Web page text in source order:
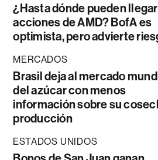
¿Hasta dónde pueden
acciones de AMD? BofA es
optimista, pero advierte
MERCADOS
Brasil deja al mercado
del azúcar con menos
información sobre su
producción
ESTADOS UNIDOS